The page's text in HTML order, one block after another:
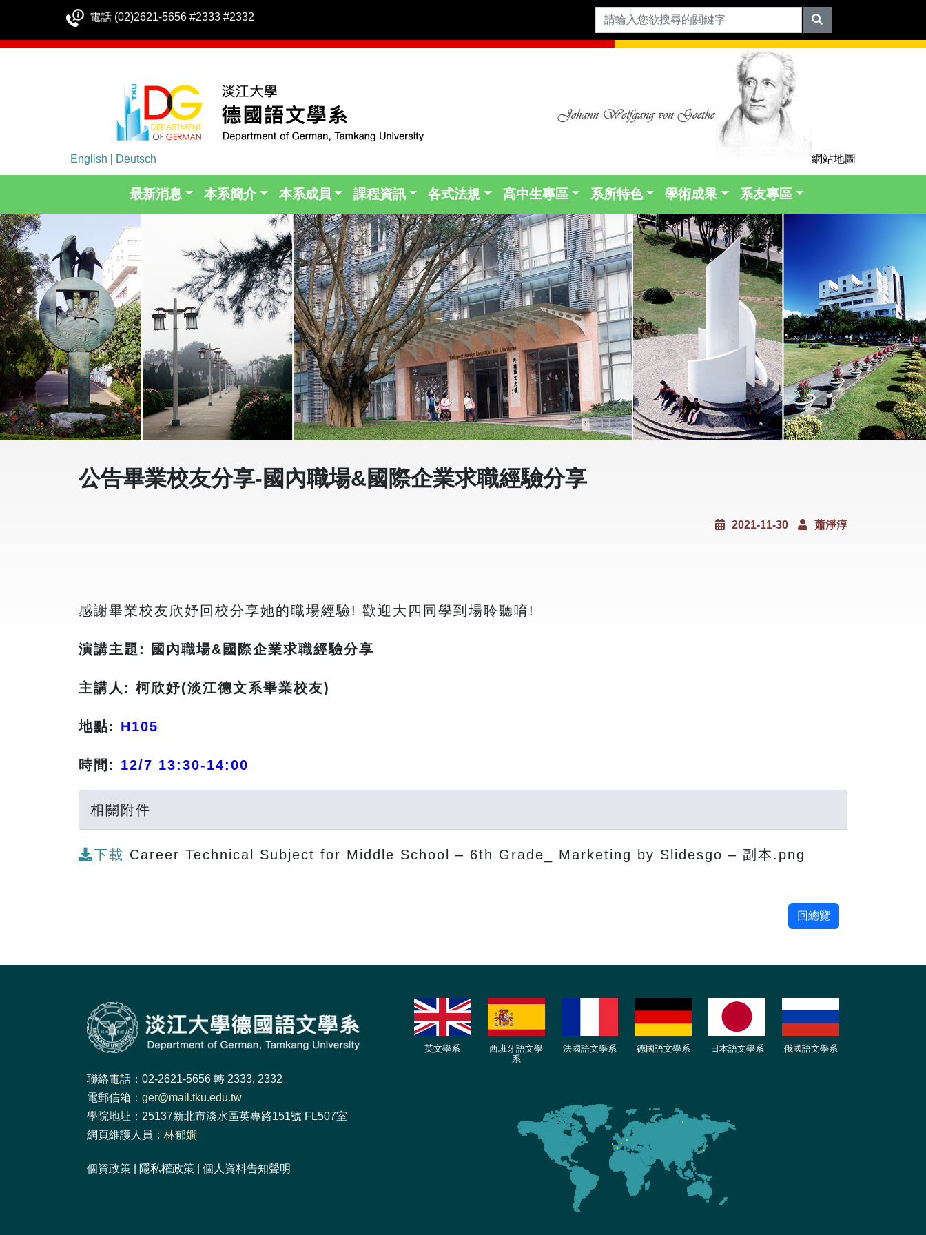
電話 (02)2621-5656 #2333 #2332
English Deutsch 網站地圖
最新消息 本系簡介 本系成員 課程資訊 各式法規 高中生專區 系所特色 學術成果 系友專區
公告畢業校友分享-國內職場&國際企業求職經驗分享
2021-11-30 蕭淨淳
感謝畢業校友欣妤回校分享她的職場經驗! 歡迎大四同學到場聆聽唷!
演講主題: 國內職場&國際企業求職經驗分享
主講人: 柯欣妤(淡江德文系畢業校友)
地點: H105
時間: 12/7 13:30-14:00
相關附件
下載 Career Technical Subject for Middle School – 6th Grade_ Marketing by Slidesgo – 副本.png
回總覽
聯絡電話：02-2621-5656 轉 2333, 2332
電郵信箱： ger@mail.tku.edu.tw
學院地址：25137新北市淡水區英專路151號 FL507室
網頁維護人員： 林郁嫺
個資政策 隱私權政策 個人資料告知聲明
英文學系
西班牙語文學
系
法國語文學系 德國語文學系 日本語文學系 俄國語文學系